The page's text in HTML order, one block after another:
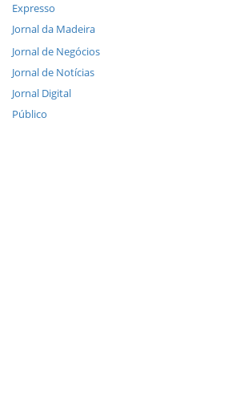
Expresso
Jornal da Madeira
Jornal de Negócios
Jornal de Notícias
Jornal Digital
Público